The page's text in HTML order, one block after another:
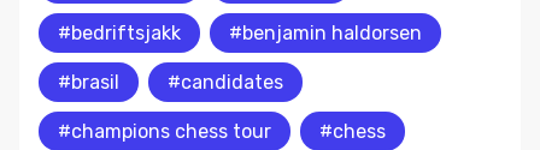
#bedriftsjakk #benjamin haldorsen
#brasil #candidates
#champions chess tour #chess